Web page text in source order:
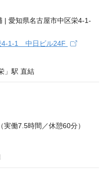
4-1-1 中日ビル24F
」駅 直結
働7.5時間／休憩60分）